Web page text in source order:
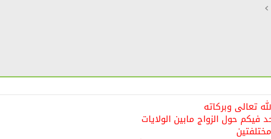
تعالى وبركاته
حول الزواج مابين الولايات